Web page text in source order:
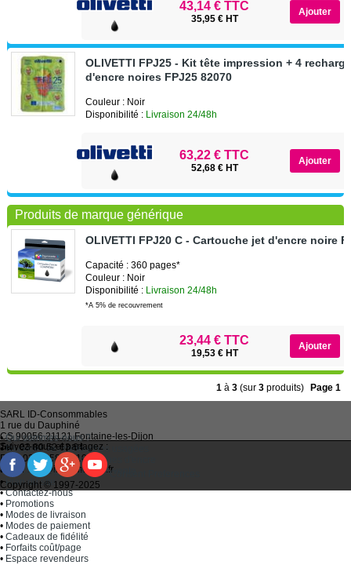
43,14 € TTC
35,95 € HT
OLIVETTI FPJ25 - Kit tête impression + 4
d'encre noires FPJ25 82070
Couleur : Noir
Disponibilité : Livraison 24/48h
63,22 € TTC
52,68 € HT
Produits de marque générique
OLIVETTI FPJ20 C - Cartouche jet d'encre noire
Capacité : 360 pages*
Couleur : Noir
Disponibilité : Livraison 24/48h
*A 5% de recouvrement
23,44 € TTC
19,53 € HT
1 à3 (sur3 produits) Page 1
SARL ID-Consommables
1 rue du Dauphiné
CS 90056 21121Fontaine-les-Dijon
Tel :03 80 52 63 64
Fax :03 80 58 81 10
Email : idc@imprimantes.fr
•Qui sommes-nous ?
•Recycler ses cartouches usagées
• Bien choisir ses cartouches d'encre
•
Conditions générales de vente
•Plan du site
•Contactez-nous
• Promotions
• Modes de livraison
• Modes de paiement
• Cadeaux de fidélité
• Forfaits coût/page
• Espace revendeurs
Suivez-nous et partagez :
Consent Preferences
Copyright © 1997-2025